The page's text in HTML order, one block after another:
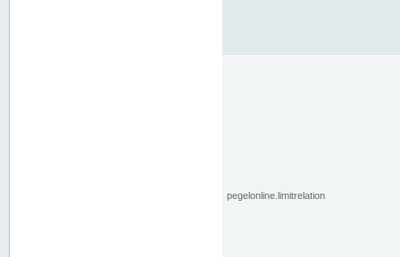
pegelonline.limitrelation